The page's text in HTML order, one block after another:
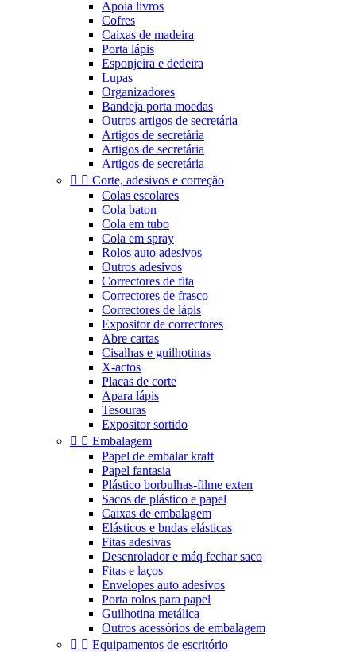
Apoia livros
Cofres
Caixas de madeira
Porta lápis
Esponjeira e dedeira
Lupas
Organizadores
Bandeja porta moedas
Outros artigos de secretária
Artigos de secretária
Artigos de secretária
Artigos de secretária
  Corte, adesivos e correção
Colas escolares
Cola baton
Cola em tubo
Cola em spray
Rolos auto adesivos
Outros adesivos
Correctores de fita
Correctores de frasco
Correctores de lápis
Expositor de correctores
Abre cartas
Cisalhas e guilhotinas
X-actos
Placas de corte
Apara lápis
Tesouras
Expositor sortido
  Embalagem
Papel de embalar kraft
Papel fantasia
Plástico borbulhas-filme exten
Sacos de plástico e papel
Caixas de embalagem
Elásticos e bndas elásticas
Fitas adesivas
Desenrolador e máq fechar saco
Fitas e laços
Envelopes auto adesivos
Porta rolos para papel
Guilhotina metálica
Outros acessórios de embalagem
  Equipamentos de escritório